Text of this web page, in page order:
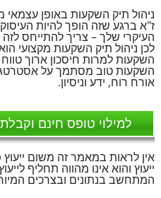
ניהול תיק השקעות באופן עצמאי
ז"א ברגע שזה הופך להיות
העיקרי שלך – צריך להתייחס
לכן ניהול תיק השקעות מקצועי
השקעות למרות חיסכון ארוך טווח
השקעות טוב מסתמך על
אורח רוח, ידע וניסיון.
למילוי טופס חינם
אין לראות במאמר זה משום
ייעוץ והוא אינו מהווה תחליף
המתחשב בנתונים ובצרכים